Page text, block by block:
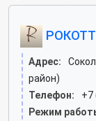
РОКОТТ
Адрес:
район)
Телефон:
+7
Режим